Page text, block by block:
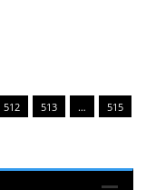
512 513 …
515